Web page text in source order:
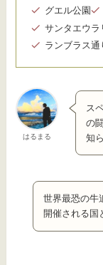
グエル公園
サンタエウラ
ランブラス通
はるまる
ス
の
知
世界最恐の牛
開催される国